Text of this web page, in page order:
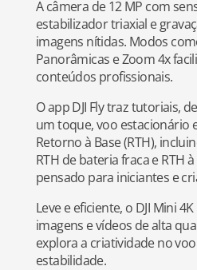
A câmera de 12 MP com
estabilizador triaxial e
imagens nítidas. Modos
Panorâmicas e Zoom 4x
conteúdos profissionais.
O app DJI Fly traz tutoriais,
um toque, voo estacionário
Retorno à Base (RTH),
RTH de bateria fraca e RTH
pensado para iniciantes e
Leve e eficiente, o DJI Mini
imagens e vídeos de alta
explora a criatividade no
estabilidade.